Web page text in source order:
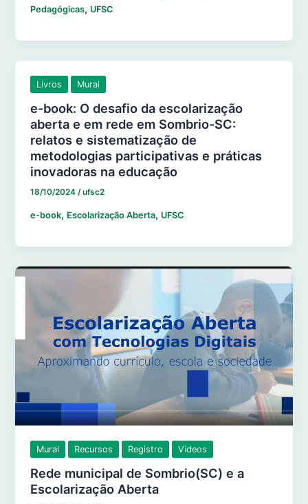
Pedagógicas, UFSC
Livros Mural
e-book: O desafio da escolarização
aberta e em rede em Sombrio-SC:
relatos e sistematização de
metodologias participativas e práticas
inovadoras na educação
18/10/2024/ufsc2
e-book, Escolarização Aberta, UFSC
Mural Recursos Registro Videos
Rede municipal de Sombrio(SC) e a
Escolarização Aberta